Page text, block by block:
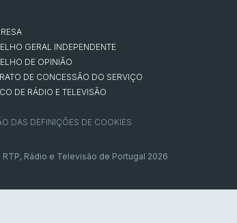
GERAL INDEPENDENTE
DE OPINIÃO
DE CONCESSÃO DO SERVIÇO
DE RÁDIO E TELEVISÃO
DAS DEFINIÇÕES DE COOKIES
Rádio e Televisão de Portugal 2026